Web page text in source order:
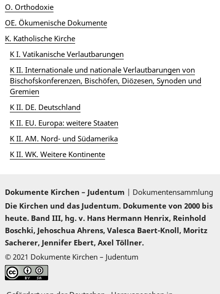
O. Orthodoxie
OE. Ökumenische Dokumente
K. Katholische Kirche
K I. Vatikanische Verlautbarungen
K II. Internationale und nationale Verlautbarungen von
Bischofskonferenzen, Bischöfen, Diözesen, Synoden und
Gremien
K II. DE. Deutschland
K II. EU. Europa: weitere Staaten
K II. AM. Nord- und Südamerika
K II. WK. Weitere Kontinente
Dokumente Kirchen – Judentum | Dokumentensammlung
Die Kirchen und das Judentum. Dokumente von 2000 bis
heute. Band III, hg. v. Hans Hermann Henrix, Reinhold
Boschki, Jehoschua Ahrens, Valesca Baert-Knoll, Moritz
Sacherer, Jennifer Ebert, Axel Töllner.
© 2021 Dokumente Kirchen – Judentum